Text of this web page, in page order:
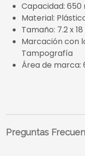
Capacidad: 650
Material:
Tamaño: 7.2 x
Marcación con
Tampografía
Área de marca:
Preguntas